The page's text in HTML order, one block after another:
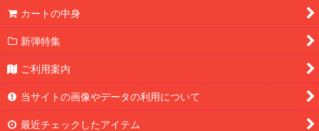
カートの中身
新弾特集
ご利用案内
当サイトの画像やデータの利用について
最近チェックしたアイテム